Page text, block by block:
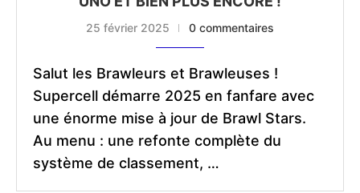
25 février 2025 0 commentaires
Salut les Brawleurs et Brawleuses !
Supercell démarre 2025 en fanfare avec
une énorme mise à jour de Brawl Stars.
Au menu : une refonte complète du
système de classement, …